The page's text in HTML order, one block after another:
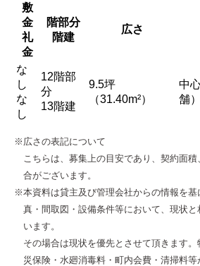
敷
金
礼
金
階部分
階建
広さ
な
し
な
し
12階部
分
13階建
9.5坪
（31.40m²）
中
舗）
※広さの表記について
こちらは、募集上の目安であり、契約面
合がございます。
※本資料は貸主及び管理会社からの情報を
真・間取図・設備条件等において、現状
います。
その場合は現状を優先とさせて頂きます
災保険・水廻消毒料・町内会費・清掃料